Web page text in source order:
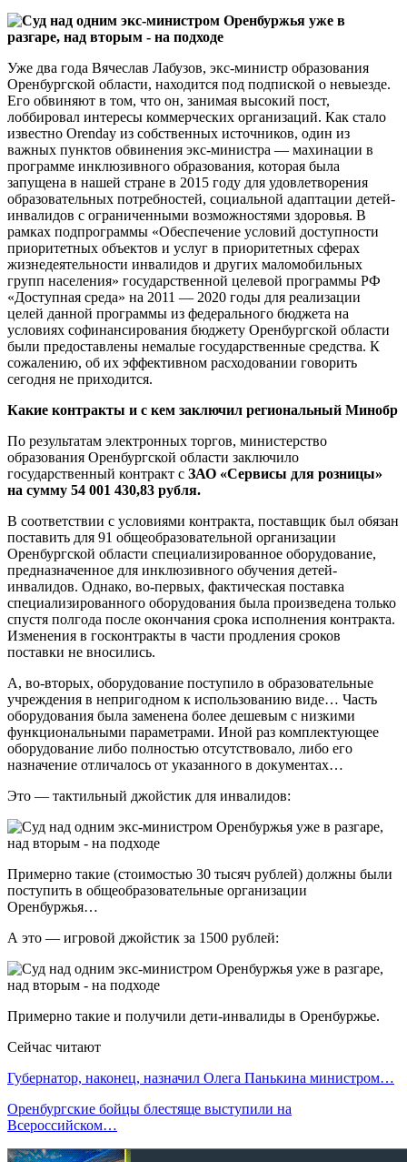
Уже два года Вячеслав Лабузов, экс-министр образования
Оренбургской области, находится под подпиской о невыезде.
Его обвиняют в том, что он, занимая высокий пост,
лоббировал интересы коммерческих организаций. Как стало
известно Orenday из собственных источников, один из
важных пунктов обвинения экс-министра — махинации в
программе инклюзивного образования, которая была
запущена в нашей стране в 2015 году для удовлетворения
образовательных потребностей, социальной адаптации детей-
инвалидов с ограниченными возможностями здоровья. В
рамках подпрограммы «Обеспечение условий доступности
приоритетных объектов и услуг в приоритетных сферах
жизнедеятельности инвалидов и других маломобильных
групп населения» государственной целевой программы РФ
«Доступная среда» на 2011 — 2020 годы для реализации
целей данной программы из федерального бюджета на
условиях софинансирования бюджету Оренбургской области
были предоставлены немалые государственные средства. К
сожалению, об их эффективном расходовании говорить
сегодня не приходится.
Какие контракты и с кем заключил региональный Минобр
По результатам электронных торгов, министерство
образования Оренбургской области заключило
государственный контракт с ЗАО «Сервисы для розницы»
на сумму 54 001 430,83 рубля.
В соответствии с условиями контракта, поставщик был обязан
поставить для 91 общеобразовательной организации
Оренбургской области специализированное оборудование,
предназначенное для инклюзивного обучения детей-
инвалидов. Однако, во-первых, фактическая поставка
специализированного оборудования была произведена только
спустя полгода после окончания срока исполнения контракта.
Изменения в госконтракты в части продления сроков
поставки не вносились.
А, во-вторых, оборудование поступило в образовательные
учреждения в непригодном к использованию виде… Часть
оборудования была заменена более дешевым с низкими
функциональными параметрами. Иной раз комплектующее
оборудование либо полностью отсутствовало, либо его
назначение отличалось от указанного в документах…
Это — тактильный джойстик для инвалидов:
Примерно такие (стоимостью 30 тысяч рублей) должны были
поступить в общеобразовательные организации
Оренбуржья…
А это — игровой джойстик за 1500 рублей:
Примерно такие и получили дети-инвалиды в Оренбуржье.
Сейчас читают
Губернатор, наконец, назначил Олега Панькина министром…
Оренбургские бойцы блестяще выступили на
Всероссийском…